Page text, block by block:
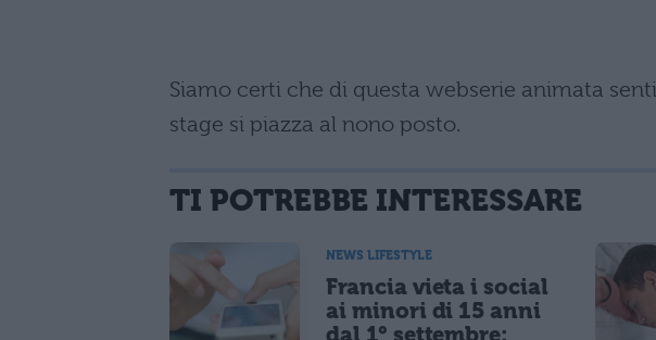
Siamo certi che di questa webserie animata
stage si piazza al nono posto.
TI POTREBBE INTERESSARE
NEWS LIFESTYLE
Francia vieta i social
ai minori di 15 anni
dal 1° settembre: